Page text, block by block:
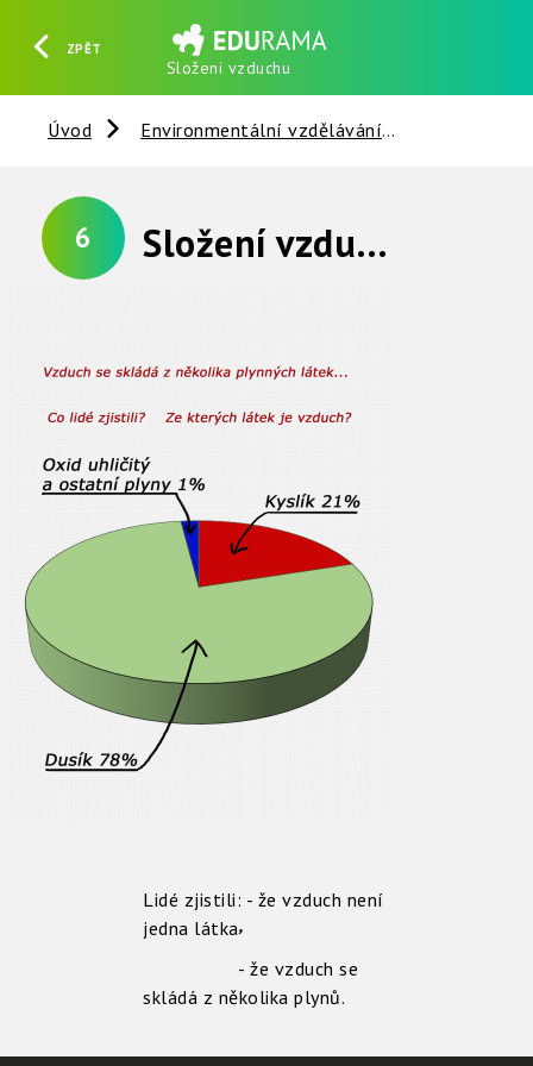
ZPĚT
Složení vzduchu
HLEDAT REGISTROVAT PŘIHLÁSIT SE
Úvod Environmentální vzdělávání
6 Složení vzduchu
Lidé zjistili: - že vzduch není
jedna látka,
- že vzduch se
skládá z několika plynů.